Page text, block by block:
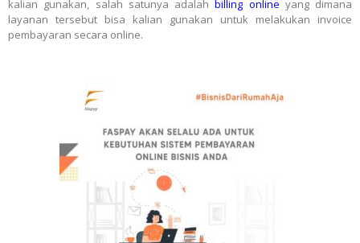
kalian gunakan, salah satunya adalahbilling online yang dimana
layanan tersebut bisa kalian gunakan untuk melakukan invoice
pembayaran secara online.